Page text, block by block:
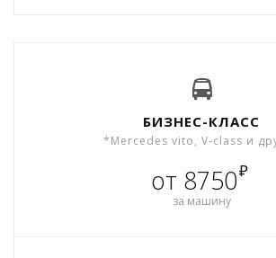
БИЗНЕС-КЛАСС
*Mercedes vito, V-class и
от 8750₽
за машину